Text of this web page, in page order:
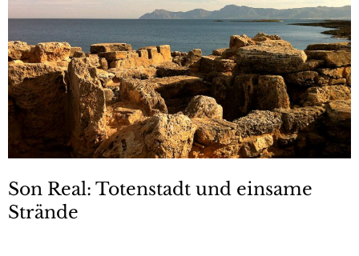
Son Real: Totenstadt und einsame
Strände